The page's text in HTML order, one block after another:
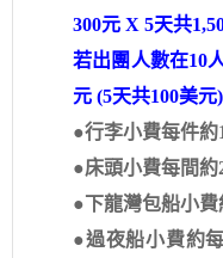
300元 X 5天共
若出團人數在10
元 (5天共100美元)
●行李小費每件約
●床頭小費每間約
●下龍灣包船小費
●過夜船小費約